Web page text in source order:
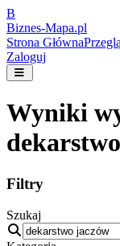
B
Biznes-Mapa.pl
Strona Główna
Zaloguj
Wyniki
Filtry
Szukaj